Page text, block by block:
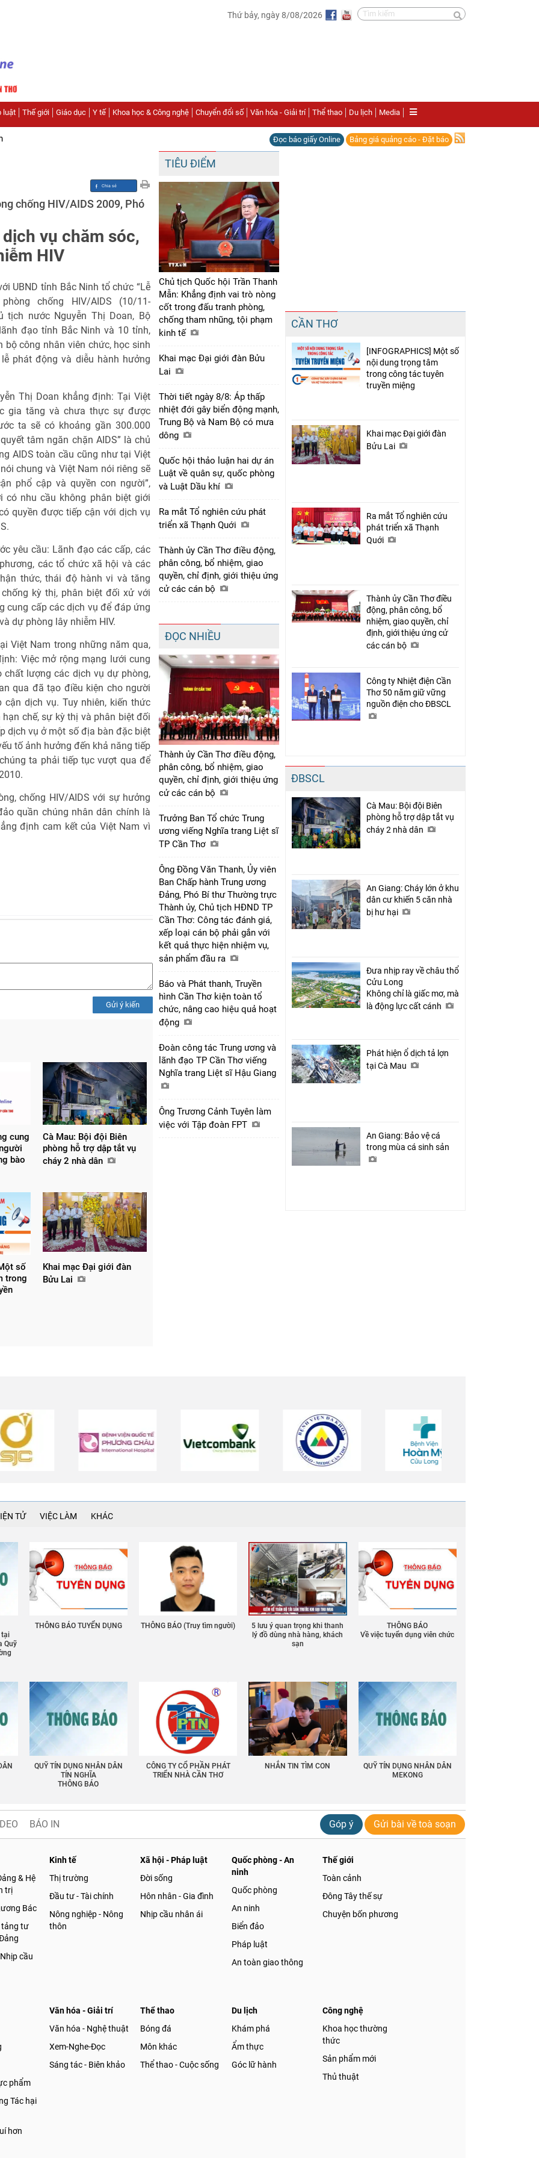
Thứ bảy, ngày 8/08/2026
luật Thế giới Giáo dục Y tế Khoa học & Công nghệ Chuyển đổi số Văn hóa - Giải trí Thể thao Du lịch Media
Đọc báo giấy Online Bảng giá quảng cáo - Đặt báo
Chia sẻ
chống HIV/AIDS 2009, Phó
vụ chăm sóc,
HIV
UBND tỉnh Bắc Ninh tổ chức “Lễ
chống HIV/AIDS (10/11-
tịch nước Nguyễn Thị Doan, Bộ
đạo tỉnh Bắc Ninh và 10 tỉnh,
công nhân viên chức, học sinh
phát động và diễu hành hưởng
Thị Doan khẳng định: Tại Việt
gia tăng và chưa thực sự được
ta sẽ có khoảng gần 300.000
tâm ngăn chặn AIDS” là chủ
AIDS toàn cầu cũng như tại Việt
chung và Việt Nam nói riêng sẽ
phổ cập và quyền con người”,
có nhu cầu không phân biệt giới
quyền được tiếp cận với dịch vụ
yêu cầu: Lãnh đạo các cấp, các
các tổ chức xã hội và các
thức, thái độ hành vi và tăng
kỳ thị, phân biệt đối xử với
cung cấp các dịch vụ để đáp ứng
dự phòng lây nhiễm HIV.
Việt Nam trong những năm qua,
Việc mở rộng mạng lưới cung
lượng các dịch vụ dự phòng,
qua đã tạo điều kiện cho người
dịch vụ. Tuy nhiên, kiến thức
chế, sự kỳ thị và phân biệt đối
dịch vụ ở một số địa bàn đặc biệt
tố ảnh hưởng đến khả năng tiếp
ta phải tiếp tục vượt qua để
chống HIV/AIDS với sự hưởng
quần chúng nhân dân chính là
định cam kết của Việt Nam vì
Gửi ý kiến
cung
bào
Cà Mau: Bội đội Biên
phòng hỗ trợ dập tắt vụ
cháy 2 nhà dân
số
trong
Khai mạc Đại giới đàn
Bửu Lai
TIÊU ĐIỂM
Chủ tịch Quốc hội Trần Thanh
Mẫn: Khẳng định vai trò nòng
cốt trong đấu tranh phòng,
chống tham nhũng, tội phạm
kinh tế
Khai mạc Đại giới đàn Bửu
Lai
Thời tiết ngày 8/8: Áp thấp
nhiệt đới gây biển động mạnh,
Trung Bộ và Nam Bộ có mưa
dông
Quốc hội thảo luận hai dự án
Luật về quân sự, quốc phòng
và Luật Dầu khí
Ra mắt Tổ nghiên cứu phát
triển xã Thạnh Quới
Thành ủy Cần Thơ điều động,
phân công, bổ nhiệm, giao
quyền, chỉ định, giới thiệu ứng
cử các cán bộ
ĐỌC NHIỀU
Thành ủy Cần Thơ điều động,
phân công, bổ nhiệm, giao
quyền, chỉ định, giới thiệu ứng
cử các cán bộ
Trưởng Ban Tổ chức Trung
ương viếng Nghĩa trang Liệt sĩ
TP Cần Thơ
Ông Đồng Văn Thanh, Ủy viên
Ban Chấp hành Trung ương
Đảng, Phó Bí thư Thường trực
Thành ủy, Chủ tịch HĐND TP
Cần Thơ: Công tác đánh giá,
xếp loại cán bộ phải gắn với
kết quả thực hiện nhiệm vụ,
sản phẩm đầu ra
Báo và Phát thanh, Truyền
hình Cần Thơ kiện toàn tổ
chức, nâng cao hiệu quả hoạt
động
Đoàn công tác Trung ương và
lãnh đạo TP Cần Thơ viếng
Nghĩa trang Liệt sĩ Hậu Giang
Ông Trương Cảnh Tuyên làm
việc với Tập đoàn FPT
CẦN THƠ
[INFOGRAPHICS] Một số
nội dung trọng tâm
trong công tác tuyên
truyền miệng
Khai mạc Đại giới đàn
Bửu Lai
Ra mắt Tổ nghiên cứu
phát triển xã Thạnh
Quới
Thành ủy Cần Thơ điều
động, phân công, bổ
nhiệm, giao quyền, chỉ
định, giới thiệu ứng cử
các cán bộ
Công ty Nhiệt điện Cần
Thơ 50 năm giữ vững
nguồn điện cho ĐBSCL
ĐBSCL
Cà Mau: Bội đội Biên
phòng hỗ trợ dập tắt vụ
cháy 2 nhà dân
An Giang: Cháy lớn ở khu
dân cư khiến 5 căn nhà
bị hư hại
Đưa nhịp ray về châu thổ
Cửu Long
Không chỉ là giấc mơ, mà
là động lực cất cánh
Phát hiện ổ dịch tả lợn
tại Cà Mau
An Giang: Bảo vệ cá
trong mùa cá sinh sản
TỬ VIỆC LÀM KHÁC
tại
Quỹ
THÔNG BÁO TUYỂN DỤNG THÔNG BÁO (Truy tìm người)
5 lưu ý quan trọng khi thanh
lý đồ dùng nhà hàng, khách
sạn
THÔNG BÁO
Về việc tuyển dụng viên chức
QUỸ TÍN DỤNG NHÂN DÂN
TÍN NGHĨA
THÔNG BÁO
CÔNG TY CỔ PHẦN PHÁT
TRIỂN NHÀ CẦN THƠ
NHẮN TIN TÌM CON
QUỸ TÍN DỤNG NHÂN DÂN
MEKONG
BÁO IN Góp ý Gửi bài về toà soạn
& Hệ
trị
Bác
tảng tư
cầu
Kinh tế
Thị trường
Đầu tư - Tài chính
Nông nghiệp - Nông
thôn
Xã hội - Pháp luật
Đời sống
Hôn nhân - Gia đình
Nhịp cầu nhân ái
Quốc phòng - An
ninh
Quốc phòng
An ninh
Biển đảo
Pháp luật
An toàn giao thông
Thế giới
Toàn cảnh
Đông Tây thế sự
Chuyện bốn phương
phẩm
Tác hại
hơn
Văn hóa - Giải trí
Văn hóa - Nghệ thuật
Xem-Nghe-Đọc
Sáng tác - Biên khảo
Thể thao
Bóng đá
Môn khác
Thể thao - Cuộc sống
Du lịch
Khám phá
Ẩm thực
Góc lữ hành
Công nghệ
Khoa học thường
thức
Sản phẩm mới
Thủ thuật